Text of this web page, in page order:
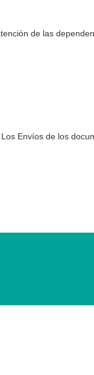
de las
Envíos de los